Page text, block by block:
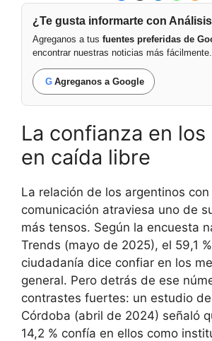
¿Te gusta informarte con
Agreganos a tus fuentes preferidas de
encontrar nuestras noticias más fácilmente.
G Agreganos a Google
La confianza en los
en caída libre
La relación de los argentinos
comunicación atraviesa uno de
más tensos. Según la encuesta
Trends (mayo de 2025), el 59,1
ciudadanía dice confiar en los
general. Pero detrás de ese
contrastes fuertes: un estudio
Córdoba (abril de 2024) señaló
14,2 % confía en ellos como